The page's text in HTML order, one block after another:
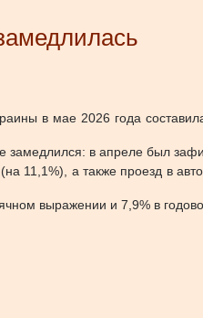
в мае 2026 года
замедлился: в апреле был
11,1%), а также проезд в
выражении и 7,9% в